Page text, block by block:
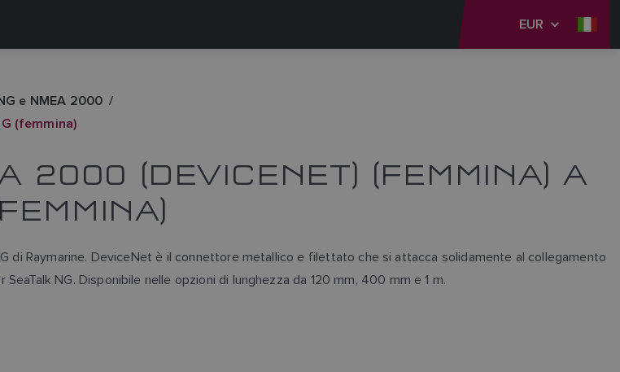
EUR
e NMEA 2000
(femmina)
2000 (DEVICENET) (FEMMINA) A
di Raymarine. DeviceNet è il connettore metallico e filettato che si attacca solidamente al collegamento
NG. Disponibile nelle opzioni di lunghezza da 120 mm, 400 mm e 1 m.